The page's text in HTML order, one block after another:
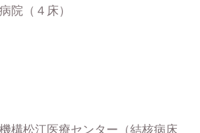
院（４床）
構松江医療センター（結核病床